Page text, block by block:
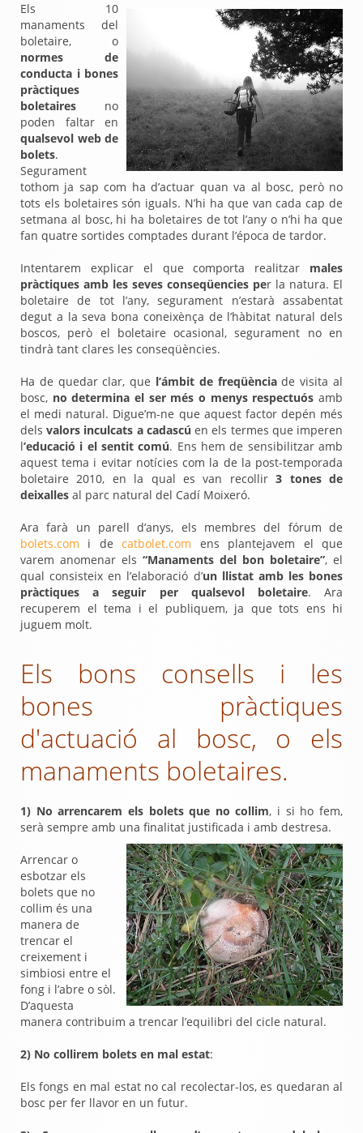
Els 10
manaments del
boletaire, o
normes de
conducta i bones
pràctiques
boletaires no
poden faltar en
qualsevol web de
bolets.
Segurament
tothom ja sap com ha d’actuar quan va al bosc, però no
tots els boletaires són iguals. N’hi ha que van cada cap de
setmana al bosc, hi ha boletaires de tot l’any o n’hi ha que
fan quatre sortides comptades durant l’época de tardor.
Intentarem explicar el que comporta realitzar males
pràctiques amb les seves conseqüencies per la natura. El
boletaire de tot l’any, segurament n’estarà assabentat
degut a la seva bona coneixènça de l’hàbitat natural dels
boscos, però el boletaire ocasional, segurament no en
tindrà tant clares les conseqüències.
Ha de quedar clar, que l’ámbit de freqüènciade visita al
bosc, no determina el ser més o menys respectuós amb
el medi natural. Digue’m-ne que aquest factor depén més
dels valors inculcats a cadascúen els termes que imperen
l’educació i el sentit comú. Ens hem de sensibilitzar amb
aquest tema i evitar notícies com la de la post-temporada
boletaire 2010, en la qual es van recollir3 tones de
deixalles al parc natural del Cadí Moixeró.
Ara farà un parell d’anys, els membres del fórum de
bolets.com i decatbolet.com ens plantejavem el que
varem anomenar els “Manaments del bon boletaire”, el
qual consisteix en l’elaboració d’un llistat amb les bones
pràctiques a seguir per qualsevol boletaire. Ara
recuperem el tema i el publiquem, ja que tots ens hi
juguem molt.
Els bons consells i les
bones pràctiques
d'actuació al bosc, o els
manaments boletaires.
1) No arrencarem els bolets que no collim, i si ho fem,
serà sempre amb una finalitat justificada i amb destresa.
Arrencar o
esbotzar els
bolets que no
collim és una
manera de
trencar el
creixement i
simbiosi entre el
fong i l’abre o sòl.
D’aquesta
manera contribuim a trencar l’equilibri del cicle natural.
2) No collirem bolets en mal estat:
Els fongs en mal estat no cal recolectar-los, es quedaran al
bosc per fer llavor en un futur.